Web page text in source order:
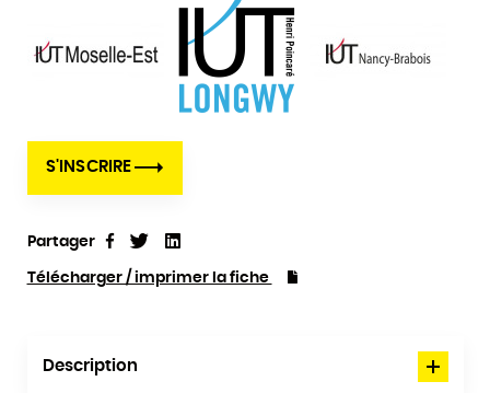
S'INSCRIRE
Partager PartagerTweet
Télécharger / imprimer la fiche
Description